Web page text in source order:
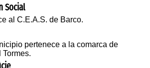
Social
al C.E.A.S. de Barco.
pertenece a la comarca de
Tormes.